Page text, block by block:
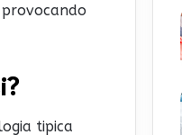
tipica